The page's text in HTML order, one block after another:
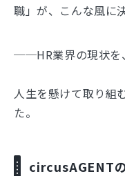
職」が、こんな風に
──HR業界の現状を
人生を懸けて取り組
た。
circusAGENT